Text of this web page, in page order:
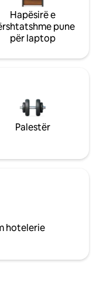
Hapësirë e
pune
për laptop
Palestër
hotelerie